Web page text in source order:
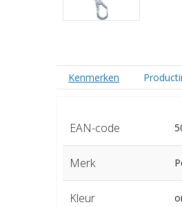
Kenmerken
EAN-code
Merk
Kleur